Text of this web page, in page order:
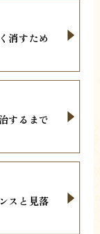
消すため
するまで
スと見落